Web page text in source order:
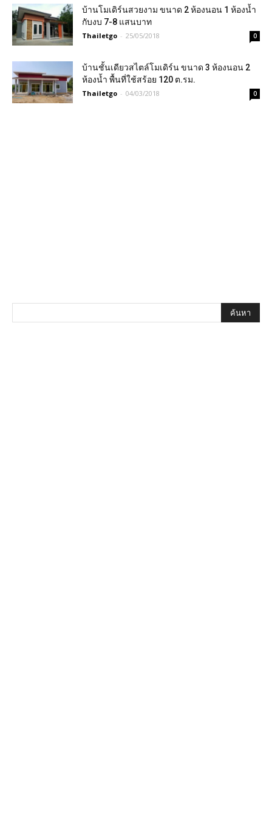
บ้านโมเดิร์นสวยงาม ขนาด 2 ห้องนอน 1 ห้องน้ำ
กับงบ 7-8 แสนบาท
Thailetgo - 25/05/2018 0
บ้านชั้นเดียวสไตล์โมเดิร์น ขนาด 3 ห้องนอน 2
ห้องน้ำ พื้นที่ใช้สร้อย 120 ต.รม.
Thailetgo - 04/03/2018 0